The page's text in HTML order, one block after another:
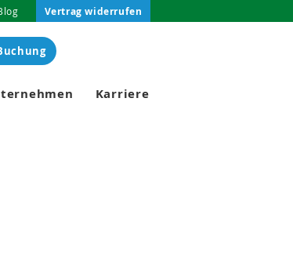
Karriere
Vertrag widerrufen